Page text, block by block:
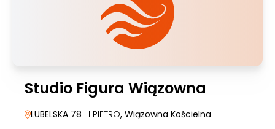
Studio Figura Wiązowna
LUBELSKA 78 | I PIETRO, Wiązowna Kościelna